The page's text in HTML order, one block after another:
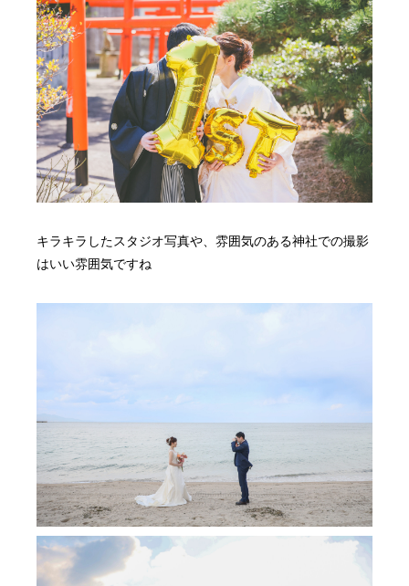
キラキラしたスタジオ写真や、雰囲気のある神社での撮影
はいい雰囲気ですね